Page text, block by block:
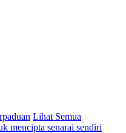
Lihat Semua
mencipta senarai sendiri